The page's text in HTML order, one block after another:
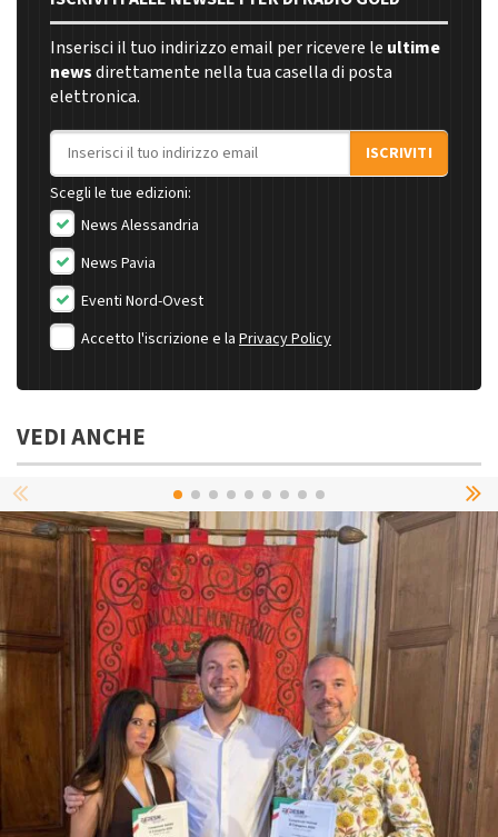
Inserisci il tuo indirizzo email per ricevere le ultime
newsdirettamente nella tua casella di posta
elettronica.
Indirizzo email
ISCRIVITI
Scegli le tue edizioni:
News Alessandria
News Pavia
Eventi Nord-Ovest
Accetto l'iscrizione e la Privacy Policy
VEDI ANCHE